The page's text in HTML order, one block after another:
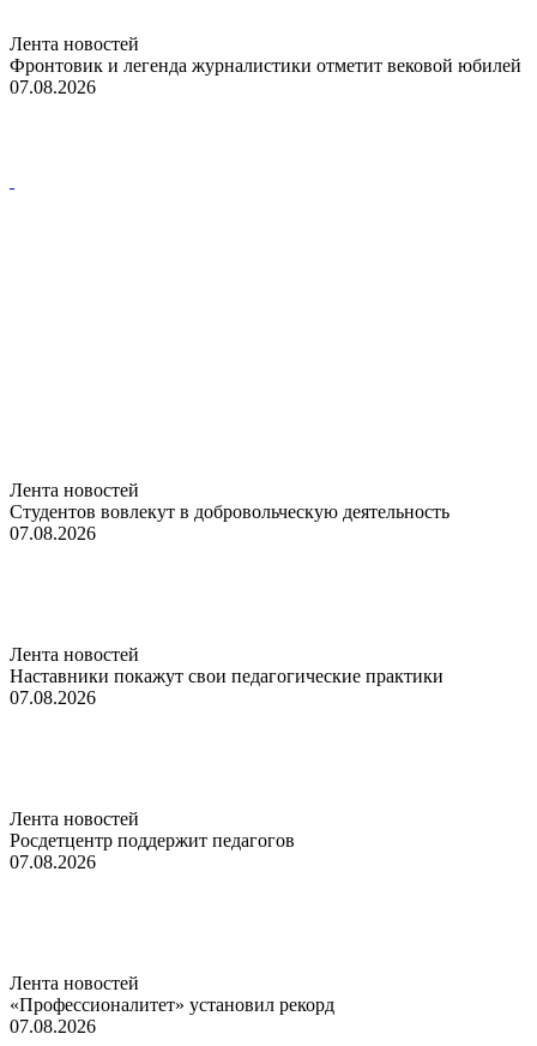
Лента новостей
Фронтовик и легенда журналистики отметит вековой юбилей
07.08.2026
Лента новостей
Студентов вовлекут в добровольческую деятельность
07.08.2026
Лента новостей
Наставники покажут свои педагогические практики
07.08.2026
Лента новостей
Росдетцентр поддержит педагогов
07.08.2026
Лента новостей
«Профессионалитет» установил рекорд
07.08.2026